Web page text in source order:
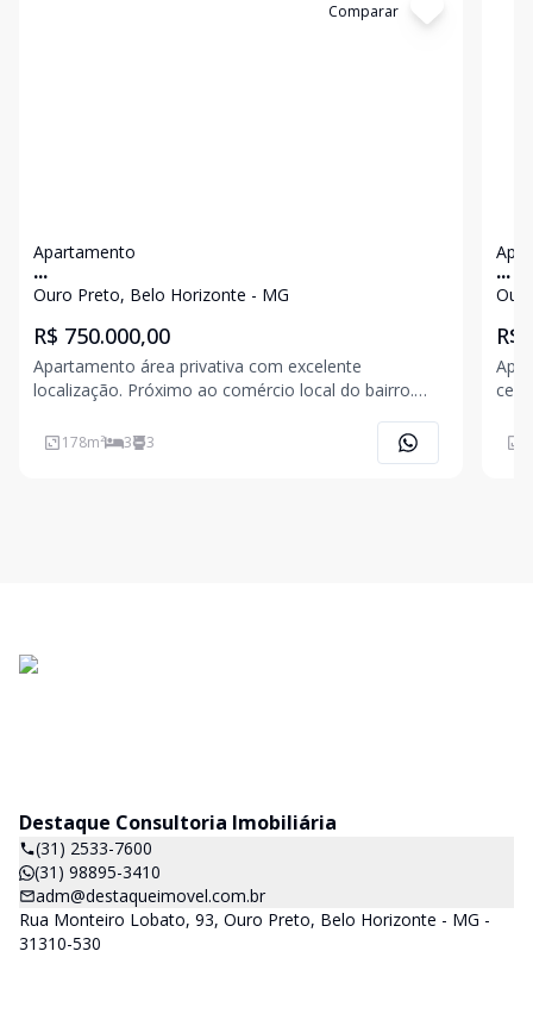
Comparar
Apartamento
...
Ouro Preto, Belo Horizonte - MG
R$ 750.000,00
Apartamento área privativa com excelente
localização. Próximo ao comércio local do bairro.
de jardim, Gás canalizado, interfone, 02 vagas de
garagem em linha, box na garagem para guarda de
178m² 3 3
...
R$
Destaque Consultoria Imobiliária
(31) 2533-7600
(31) 98895-3410
adm@destaqueimovel.com.br
Rua Monteiro Lobato, 93, Ouro Preto, Belo Horizonte - MG -
31310-530